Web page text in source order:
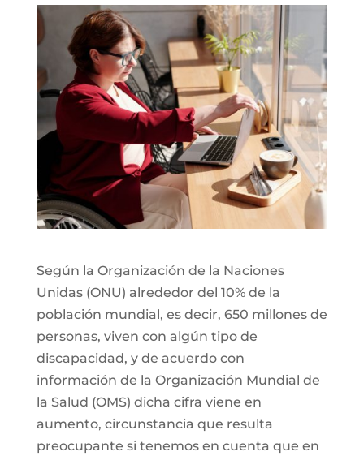
Según la Organización de la Naciones
Unidas (ONU) alrededor del 10% de la
población mundial, es decir, 650 millones de
personas, viven con algún tipo de
discapacidad, y de acuerdo con
información de la Organización Mundial de
la Salud (OMS) dicha cifra viene en
aumento, circunstancia que resulta
preocupante si tenemos en cuenta que en